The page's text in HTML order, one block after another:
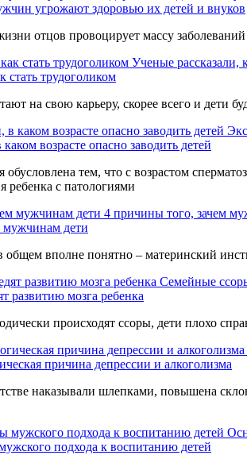
угрожают здоровью их детей и внуков
отцов провоцирует массу
Ученые рассказали,
стать трудоголиком
на свою карьеру, скорее всего и дети
возрасте опасно заводить детей
тем, что с возрастом
ребенка с патологиями
4 причины того, зачем
мужчинам дети
вполне понятно – материнский
Семейные
развитию мозга ребенка
происходят ссоры, дети плохо
причина депрессии и алкоголизма
наказывали шлепками, повышена
подхода к воспитанию детей